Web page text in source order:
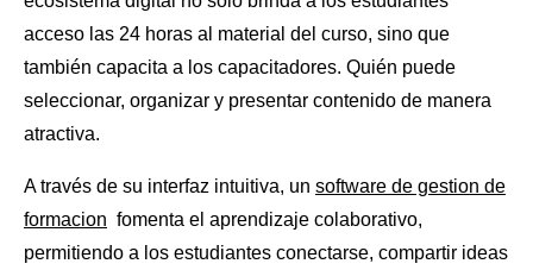
acceso las 24 horas al material del curso, sino que
también capacita a los capacitadores. Quién puede
seleccionar, organizar y presentar contenido de manera
atractiva.
A través de su interfaz intuitiva, un software de gestion de
formacion fomenta el aprendizaje colaborativo,
permitiendo a los estudiantes conectarse, compartir ideas